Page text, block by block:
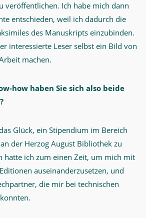
veröffentlichen. Ich habe mich dann
entschieden, weil ich dadurch die
des Manuskripts einzubinden.
interessierte Leser selbst ein Bild von
machen.
how haben Sie sich also beide
Glück, ein Stipendium im Bereich
der Herzog August Bibliothek zu
hatte ich zum einen Zeit, um mich mit
auseinanderzusetzen, und
die mir bei technischen